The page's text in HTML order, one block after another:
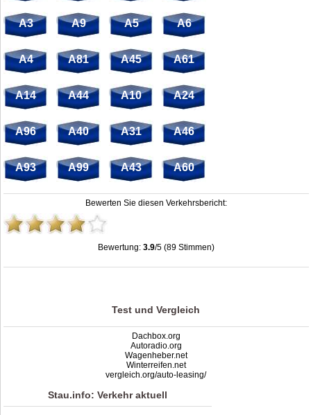
A3 A9 A5 A6
A4 A81 A45 A61
A14 A44 A10 A24
A96 A40 A31 A46
A93 A99 A43 A60
Bewerten Sie diesen Verkehrsbericht:
Bewertung: 3.9/5 (89 Stimmen)
Kreuz Werl: Stau, Unfälle, Sperrung & Baustellen ,3.9out of5based on89
Test und Vergleich
Dachbox.org
Autoradio.org
Wagenheber.net
Winterreifen.net
vergleich.org/auto-leasing/
Stau.info: Verkehr aktuell